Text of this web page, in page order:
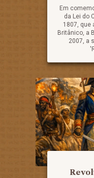
Em
da Lei do
1807, que
Britânico, a
2007, a